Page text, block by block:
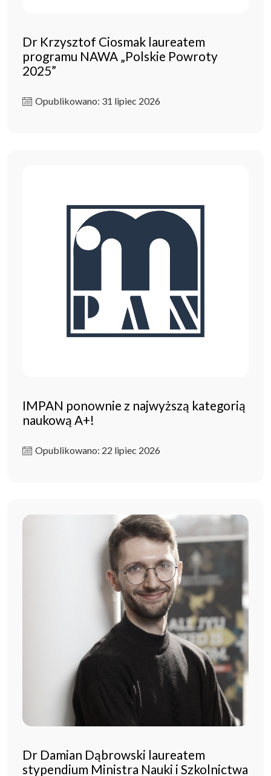
Dr Krzysztof Ciosmak laureatem
programu NAWA „Polskie Powroty
2025”
Opublikowano: 31 lipiec 2026
IMPAN ponownie z najwyższą kategorią
naukową A+!
Opublikowano: 22 lipiec 2026
Dr Damian Dąbrowski laureatem
stypendium Ministra Nauki i Szkolnictwa